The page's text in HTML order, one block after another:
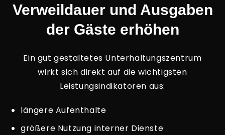
Verweildauer und Ausgaben
der Gäste erhöhen
Ein gut gestaltetes Unterhaltungszentrum
wirkt sich direkt auf die wichtigsten
Leistungsindikatoren aus:
längere Aufenthalte
größere Nutzung interner Dienste